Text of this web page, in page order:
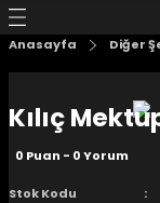
Karakter
Anasayfa Diğer
Kılıç
0 Puan - 0 Yorum
Stok Kodu